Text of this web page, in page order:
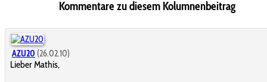
Kommentare zu diesem Kolumnenbeitrag
AZU20 (26.02.10)
Lieber Mathis,